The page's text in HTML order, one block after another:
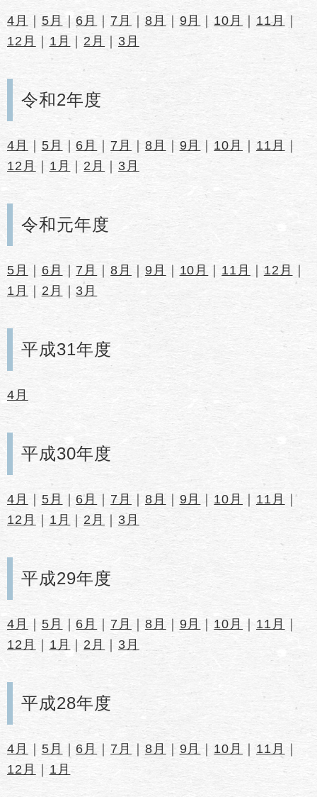
4月 ｜ 5月 ｜ 6月 ｜ 7月 ｜ 8月 ｜ 9月 ｜ 10月 ｜ 11月
｜
12月
｜ 1月 ｜ 2月 ｜3月
令和2年度
4月 ｜ 5月 ｜ 6月 ｜7月 ｜ 8月 ｜ 9月 ｜ 10月 ｜ 11月
｜
12月
｜ 1月 ｜ 2月 ｜ 3月
令和元年度
5月 ｜ 6月 ｜7月 ｜8月 ｜ 9月 ｜ 10月 ｜11月 ｜ 12月
｜
1月
｜ 2月 ｜3月
平成31年度
4月
平成30年度
4月 ｜ 5月 ｜ 6月 ｜ 7月 ｜ 8月 ｜ 9月 ｜ 10月 ｜ 11月
｜
12月 ｜ 1月 ｜ 2月 ｜3月
平成29年度
4月 ｜ 5月 ｜ 6月 ｜7月 ｜ 8月 ｜ 9月 ｜ 10月 ｜ 11月 ｜
12月
｜1月 ｜ 2月 ｜3月
平成28年度
4月 ｜ 5月 ｜6月 ｜ 7月 ｜ 8月 ｜ 9月 ｜ 10月 ｜ 11月 ｜
12月
｜ 1月